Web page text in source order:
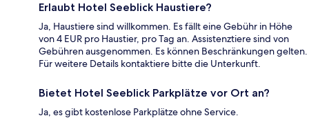
Erlaubt Hotel Seeblick Haustiere?
Ja, Haustiere sind willkommen. Es fällt eine Gebühr in Höhe
von 4 EUR pro Haustier, pro Tag an. Assistenztiere sind von
Gebühren ausgenommen. Es können Beschränkungen gelten.
Für weitere Details kontaktiere bitte die Unterkunft.
Bietet Hotel Seeblick Parkplätze vor Ort an?
Ja, es gibt kostenlose Parkplätze ohne Service.